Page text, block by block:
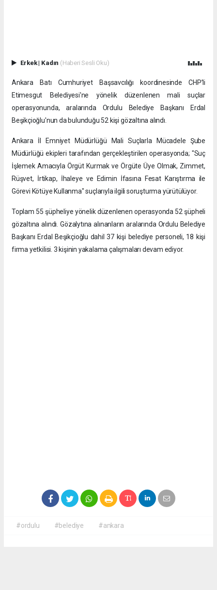
Erkek| Kadın (Haberi Sesli Oku)
Ankara Batı Cumhuriyet Başsavcılığı koordinesinde CHP’li
Etimesgut Belediyesi'ne yönelik düzenlenen mali suçlar
operasyonunda, aralarında Ordulu Belediye Başkanı Erdal
Beşikçioğlu'nun da bulunduğu 52 kişi gözaltına alındı.
​Ankara İl Emniyet Müdürlüğü Mali Suçlarla Mücadele Şube
Müdürlüğü ekipleri tarafından gerçekleştirilen operasyonda; "Suç
İşlemek Amacıyla Örgüt Kurmak ve Örgüte Üye Olmak, Zimmet,
Rüşvet, İrtikap, İhaleye ve Edimin İfasına Fesat Karıştırma ile
Görevi Kötüye Kullanma" suçlarıyla ilgili soruşturma yürütülüyor.
​Toplam 55 şüpheliye yönelik düzenlenen operasyonda 52 şüpheli
gözaltına alındı. Gözalytına alınanların aralarında Ordulu Belediye
Başkanı Erdal Beşikçioğlu dahil 37 kişi belediye personeli, 18 kişi
firma yetkilisi. 3 kişinin yakalama çalışmaları devam ediyor.
#ordulu #belediye #ankara